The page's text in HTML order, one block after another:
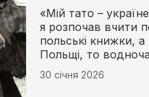
«Мій тато –
я розпочав вчити
польські книжки,
Польщі, то
із польською гілкою
вважаю себе
30 січня 2026